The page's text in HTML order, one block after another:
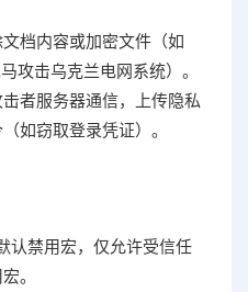
文档内容或加密文件（如
攻击乌克兰电网系统）‌。
击者服务器通信，上传隐私
如窃取登录凭证）‌。
认禁用宏，仅允许受信任
。